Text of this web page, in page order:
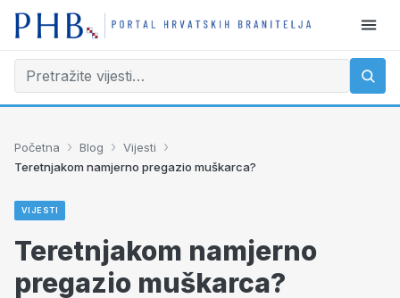
Početna › Blog › Vijesti ›
Teretnjakom namjerno pregazio muškarca?
VIJESTI
Teretnjakom namjerno
pregazio muškarca?